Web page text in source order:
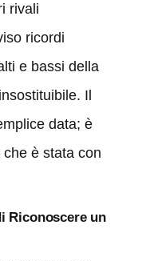
rivali
ricordi
e bassi della
Il
data; è
è stata con
Riconoscere un